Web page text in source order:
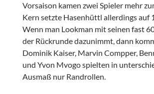
Vorsaison kamen zwei Spieler mehr
Kern setzte Hasenhüttl allerdings auf
Wenn man Lookman mit seinen fast
der Rückrunde dazunimmt, dann
Dominik Kaiser, Marvin Compper,
und Yvon Mvogo spielten in
Ausmaß nur Randrollen.